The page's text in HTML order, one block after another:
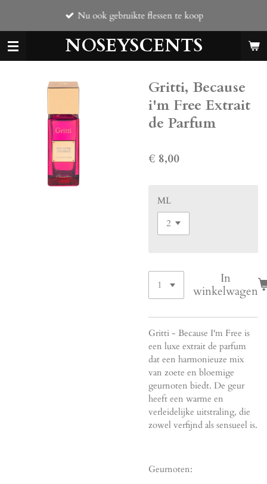
de
hoofdinhoud
NOSEYSCENTS
Nu ook gebruikte flessen te koop
Gritti, Because
i'm Free Extrait
de Parfum
€ 8,00
ML
In
winkelwagen
Gritti - Because I'm Free is
een luxe extrait de parfum
dat een harmonieuze mix
van zoete en bloemige
geurnoten biedt. De geur
heeft een warme en
verleidelijke uitstraling, die
zowel verfijnd als sensueel is.
Geurnoten: